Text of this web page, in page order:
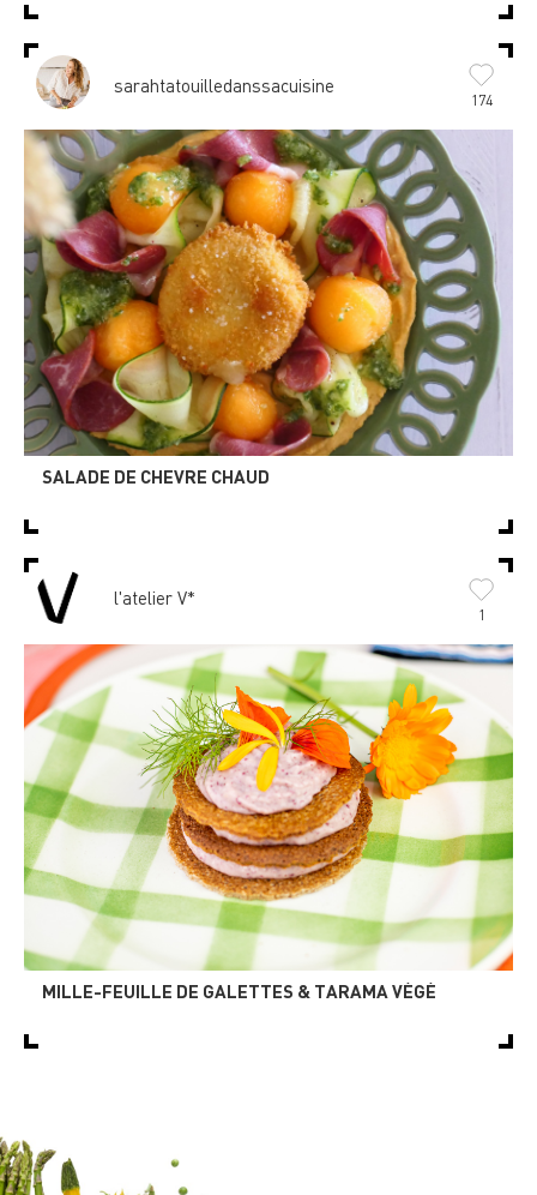
sarahtatouilledanssacuisine
174
SALADE DE CHEVRE CHAUD
l'atelier V*
1
MILLE-FEUILLE DE GALETTES & TARAMA VÉGÉ